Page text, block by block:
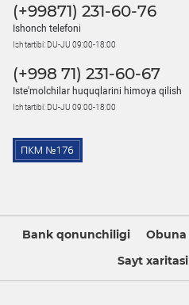
(+99871) 231-60-76
Ishonch telefoni
Ish tartibi: DU-JU 09:00-18:00
(+998 71) 231-60-67
Iste'molchilar huquqlarini himoya qilish
Ish tartibi: DU-JU 09:00-18:00
Bank qonunchiligi Obuna
Sayt xaritasi